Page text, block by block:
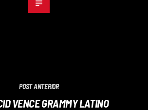
POST ANTERIOR
VENCE GRAMMY LATINO